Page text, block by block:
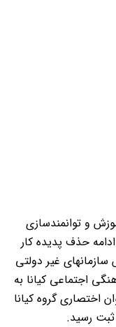
و توانمندسازی
حذف پدیده کار
غیر دولتی
اجتماعی کیانا به
25/12/82 تحت عنوان اختصاری گروه کیانا
ثبت رسید.